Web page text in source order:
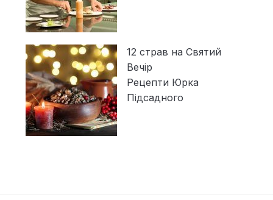
12 страв на Святий
Вечір
Рецепти Юрка
Підсадного